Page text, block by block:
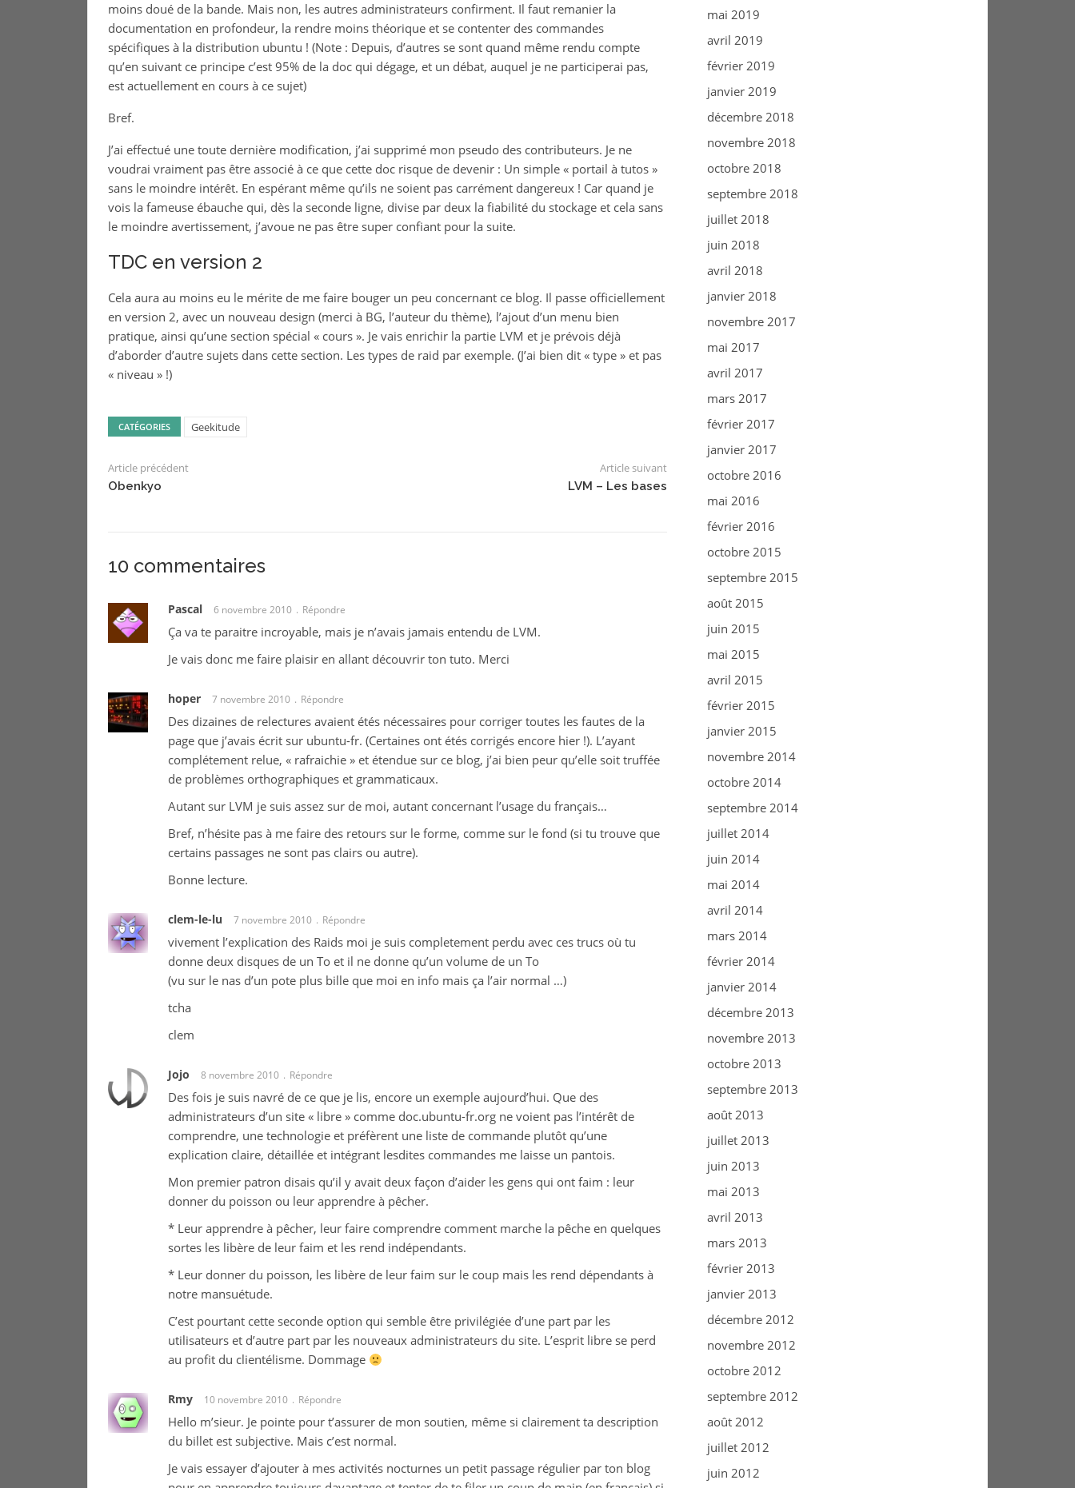
moins doué de la bande. Mais non, les autres administrateurs confirment. Il faut remanier la
documentation en profondeur, la rendre moins théorique et se contenter des commandes
spécifiques à la distribution ubuntu ! (Note : Depuis, d’autres se sont quand même rendu compte
qu’en suivant ce principe c’est 95% de la doc qui dégage, et un débat, auquel je ne participerai pas,
est actuellement en cours à ce sujet)
Bref.
J’ai effectué une toute dernière modification, j’ai supprimé mon pseudo des contributeurs. Je ne
voudrai vraiment pas être associé à ce que cette doc risque de devenir : Un simple « portail à tutos »
sans le moindre intérêt. En espérant même qu’ils ne soient pas carrément dangereux ! Car quand je
vois la fameuse ébauche qui, dès la seconde ligne, divise par deux la fiabilité du stockage et cela sans
le moindre avertissement, j’avoue ne pas être super confiant pour la suite.
TDC en version 2
Cela aura au moins eu le mérite de me faire bouger un peu concernant ce blog. Il passe officiellement
en version 2, avec un nouveau design (merci à BG, l’auteur du thème), l’ajout d’un menu bien
pratique, ainsi qu’une section spécial « cours ». Je vais enrichir la partie LVM et je prévois déjà
d’aborder d’autre sujets dans cette section. Les types de raid par exemple. (J’ai bien dit « type » et pas
« niveau » !)
CATÉGORIES Geekitude
Article précédent
Obenkyo
Article suivant
LVM – Les bases
10 commentaires
Pascal 6 novembre 2010 Répondre
Ça va te paraitre incroyable, mais je n’avais jamais entendu de LVM.
Je vais donc me faire plaisir en allant découvrir ton tuto. Merci
hoper 7 novembre 2010 Répondre
Des dizaines de relectures avaient étés nécessaires pour corriger toutes les fautes de la
page que j’avais écrit sur ubuntu-fr. (Certaines ont étés corrigés encore hier !). L’ayant
complétement relue, « rafraichie » et étendue sur ce blog, j’ai bien peur qu’elle soit truffée
de problèmes orthographiques et grammaticaux.
Autant sur LVM je suis assez sur de moi, autant concernant l’usage du français…
Bref, n’hésite pas à me faire des retours sur le forme, comme sur le fond (si tu trouve que
certains passages ne sont pas clairs ou autre).
Bonne lecture.
clem-le-lu 7 novembre 2010 Répondre
vivement l’explication des Raids moi je suis completement perdu avec ces trucs où tu
donne deux disques de un To et il ne donne qu’un volume de un To
(vu sur le nas d’un pote plus bille que moi en info mais ça l’air normal …)
tcha
clem
Jojo 8 novembre 2010 Répondre
Des fois je suis navré de ce que je lis, encore un exemple aujourd’hui. Que des
administrateurs d’un site « libre » comme doc.ubuntu-fr.org ne voient pas l’intérêt de
comprendre, une technologie et préfèrent une liste de commande plutôt qu’une
explication claire, détaillée et intégrant lesdites commandes me laisse un pantois.
Mon premier patron disais qu’il y avait deux façon d’aider les gens qui ont faim : leur
donner du poisson ou leur apprendre à pêcher.
* Leur apprendre à pêcher, leur faire comprendre comment marche la pêche en quelques
sortes les libère de leur faim et les rend indépendants.
* Leur donner du poisson, les libère de leur faim sur le coup mais les rend dépendants à
notre mansuétude.
C’est pourtant cette seconde option qui semble être privilégiée d’une part par les
utilisateurs et d’autre part par les nouveaux administrateurs du site. L’esprit libre se perd
au profit du clientélisme. Dommage
Rmy 10 novembre 2010 Répondre
Hello m’sieur. Je pointe pour t’assurer de mon soutien, même si clairement ta description
du billet est subjective. Mais c’est normal.
Je vais essayer d’ajouter à mes activités nocturnes un petit passage régulier par ton blog
mai 2019
avril 2019
février 2019
janvier 2019
décembre 2018
novembre 2018
octobre 2018
septembre 2018
juillet 2018
juin 2018
avril 2018
janvier 2018
novembre 2017
mai 2017
avril 2017
mars 2017
février 2017
janvier 2017
octobre 2016
mai 2016
février 2016
octobre 2015
septembre 2015
août 2015
juin 2015
mai 2015
avril 2015
février 2015
janvier 2015
novembre 2014
octobre 2014
septembre 2014
juillet 2014
juin 2014
mai 2014
avril 2014
mars 2014
février 2014
janvier 2014
décembre 2013
novembre 2013
octobre 2013
septembre 2013
août 2013
juillet 2013
juin 2013
mai 2013
avril 2013
mars 2013
février 2013
janvier 2013
décembre 2012
novembre 2012
octobre 2012
septembre 2012
août 2012
juillet 2012
juin 2012